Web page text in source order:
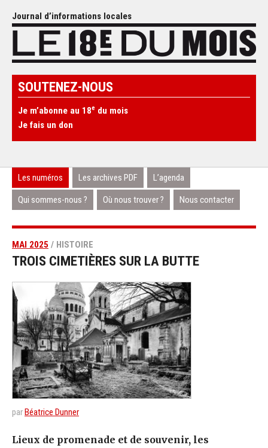
Journal d’informations locales
SOUTENEZ-NOUS
Je m’abonne au 18e du mois
Je fais un don
Les numéros Les archives PDF L’agenda
Qui sommes-nous ? Où nous trouver ? Nous contacter
MAI 2025 / HISTOIRE
TROIS CIMETIÈRES SUR LA BUTTE
parBéatrice Dunner
Lieux de promenade et de souvenir, les